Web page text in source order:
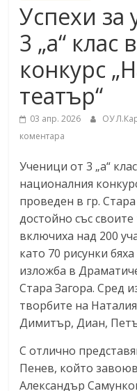
Успехи за
3 „а“
конкурс
театър“
03 апр. 2026 ОУ
коментара
Ученици от 3 „а“
националния
проведен в гр.
достойно със
включиха над 200
като 70 рисунки
изложба в
Стара Загора. Сред
творбите на
Димитър, Диан,
С отлично
Пенев, който
Александър